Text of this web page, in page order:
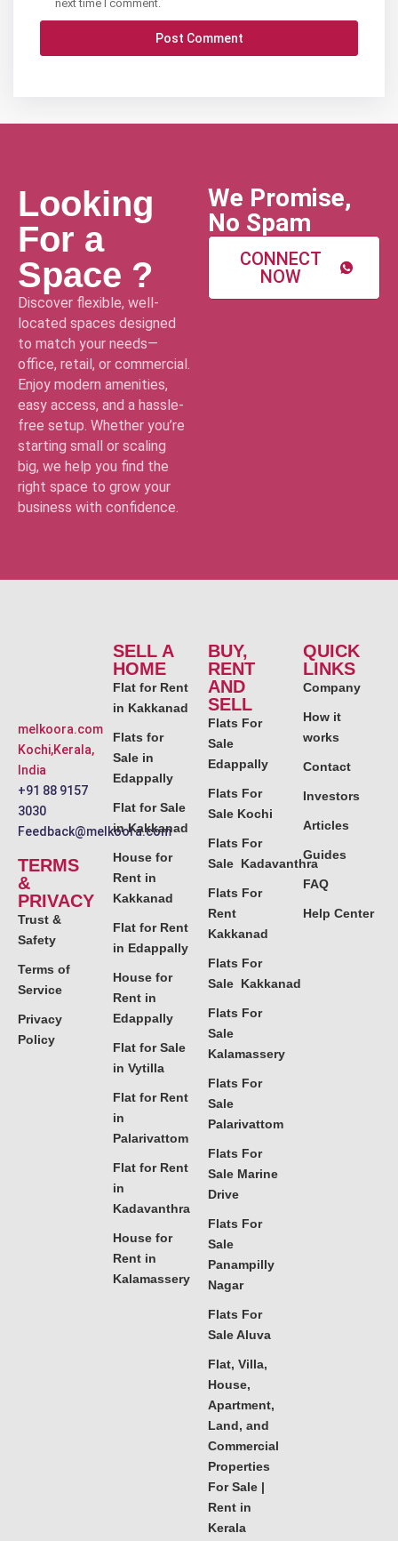
next time I comment.
Looking
For a
Space ?
Discover flexible, well-
located spaces designed
to match your needs—
office, retail, or commercial.
Enjoy modern amenities,
easy access, and a hassle-
free setup. Whether you’re
starting small or scaling
big, we help you find the
right space to grow your
business with confidence.
We Promise,
No Spam
CONNECT
NOW
melkoora.com
Kochi,Kerala,
India
+91 88 9157
3030
Feedback@melkoora.com
TERMS
&
PRIVACY
Trust &
Safety
Terms of
Service
Privacy
Policy
SELL A
HOME
Flat for Rent
in Kakkanad
Flats for
Sale in
Edappally
Flat for Sale
in Kakkanad
House for
Rent in
Kakkanad
Flat for Rent
in Edappally
House for
Rent in
Edappally
Flat for Sale
in Vytilla
Flat for Rent
in
Palarivattom
Flat for Rent
in
Kadavanthra
House for
Rent in
Kalamassery
BUY,
RENT
AND
SELL
Flats For
Sale
Edappally
Flats For
Sale Kochi
Flats For
Sale Kadavanthra
Flats For
Rent
Kakkanad
Flats For
Sale Kakkanad
Flats For
Sale
Kalamassery
Flats For
Sale
Palarivattom
Flats For
Sale Marine
Drive
Flats For
Sale
Panampilly
Nagar
Flats For
Sale Aluva
Flat, Villa,
House,
Apartment,
Land, and
Commercial
Properties
For Sale |
Rent in
Kerala
QUICK
LINKS
Company
How it
works
Contact
Investors
Articles
Guides
FAQ
Help Center